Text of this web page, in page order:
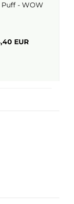
Puff - WOW
EUR